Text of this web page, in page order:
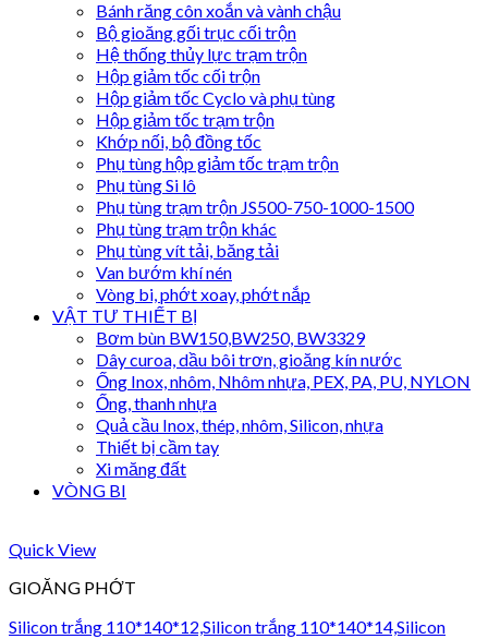
Bánh răng côn xoắn và vành chậu
Bộ gioăng gối trục cối trộn
Hệ thống thủy lực trạm trộn
Hộp giảm tốc cối trộn
Hộp giảm tốc Cyclo và phụ tùng
Hộp giảm tốc trạm trộn
Khớp nối, bộ đồng tốc
Phụ tùng hộp giảm tốc trạm trộn
Phụ tùng Si lô
Phụ tùng trạm trộn JS500-750-1000-1500
Phụ tùng trạm trộn khác
Phụ tùng vít tải, băng tải
Van bướm khí nén
Vòng bi, phớt xoay, phớt nắp
VẬT TƯ THIẾT BỊ
Bơm bùn BW150,BW250, BW3329
Dây curoa, dầu bôi trơn, gioăng kín nước
Ống Inox, nhôm, Nhôm nhựa, PEX, PA, PU, NYLON
Ống, thanh nhựa
Quả cầu Inox, thép, nhôm, Silicon, nhựa
Thiết bị cầm tay
Xi măng đất
VÒNG BI
Quick View
GIOĂNG PHỚT
Silicon trắng 110*140*12,Silicon trắng 110*140*14,Silicon